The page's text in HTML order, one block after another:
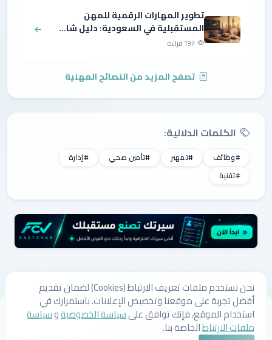
تطوير المهارات الرقمية للمهن
المستقبلية في السعودية: دليل شا...
197 قراءة
تصفح المزيد من النصائح المهنية
الكلمات الدلالية:
#وظائف #تمهير #تأمين صحي
#إدارة
#تقنية
من نحناتصل بناسياسة الخصوصيةسياسة ملفات الارتباط
الشروط والأحكام
نحن نستخدم ملفات تعريف الارتباط (Cookies) لضمان تقديم
أفضل تجربة على موقعنا وتخصيص الإعلانات. باستمرارك في
استخدام الموقع، فإنك توافق علىسياسة الخصوصيةوسياسة
ملفات الارتباطالخاصة بنا.